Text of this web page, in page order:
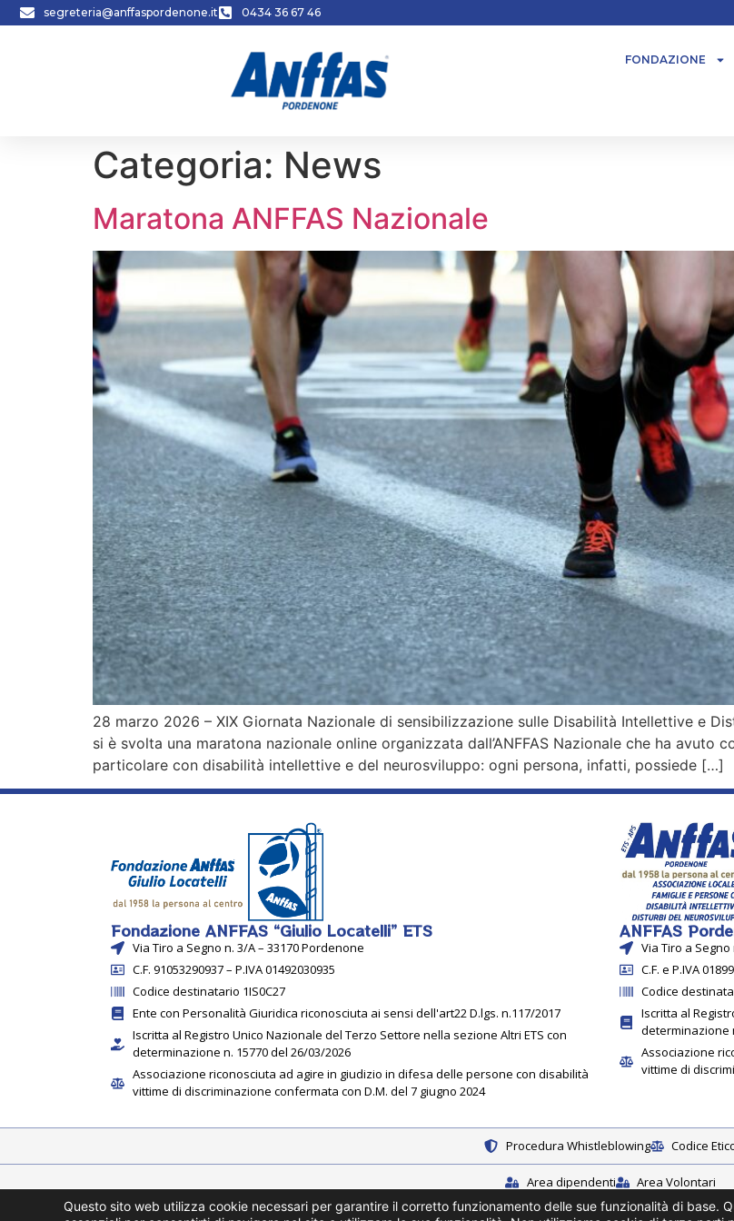
segreteria@anffaspordenone.it 0434 36 67 46
FONDAZIONE
Categoria: News
Maratona ANFFAS Nazionale
28 marzo 2026 – XIX Giornata Nazionale di sensibilizzazione sulle Disabilità Intellettive e
si è svolta una maratona nazionale online organizzata dall’ANFFAS Nazionale che ha avuto
particolare con disabilità intellettive e del neurosviluppo: ogni persona, infatti, possiede […]
Fondazione ANFFAS “Giulio Locatelli” ETS
Via Tiro a Segno n. 3/A – 33170 Pordenone
C.F. 91053290937 – P.IVA 01492030935
Codice destinatario 1IS0C27
Ente con Personalità Giuridica riconosciuta ai sensi dell'art22 D.lgs. n.117/2017
Iscritta al Registro Unico Nazionale del Terzo Settore nella sezione Altri ETS con
determinazione n. 15770 del 26/03/2026
Associazione riconosciuta ad agire in giudizio in difesa delle persone con disabilità
vittime di discriminazione confermata con D.M. del 7 giugno 2024
ANFFAS
Via Tiro a
C.F. e P.IVA
Codice
Iscritta al
determinazione
Associazione
vittime di
Procedura Whistleblowing Codice
Area dipendenti Area Volontari
Questo sito web utilizza cookie necessari per garantire il corretto funzionamento delle sue funzionalità di base.